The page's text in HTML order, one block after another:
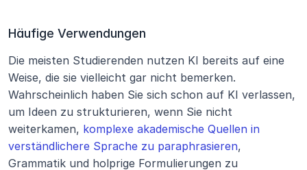
Häufige Verwendungen
Die meisten Studierenden nutzen KI bereits auf eine
Weise, die sie vielleicht gar nicht bemerken.
Wahrscheinlich haben Sie sich schon auf KI verlassen,
um Ideen zu strukturieren, wenn Sie nicht
weiterkamen, komplexe akademische Quellen in
verständlichere Sprache zu paraphrasieren,
Grammatik und holprige Formulierungen zu